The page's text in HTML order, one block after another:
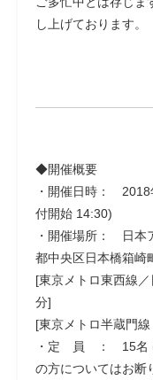
し上げております。
◆開催概要
・開催日時： 2018
付開始 14:30)
・開催場所： 日本
都中央区日本橋箱崎
[東京メトロ東西線
分]
[東京メトロ半蔵門
・定 員 ： 15名 (
の方についてはお断